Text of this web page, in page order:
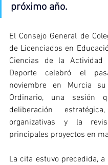
próximo año.
El Consejo General de
de Licenciados en
Ciencias de la
Deporte celebró el
noviembre en Murcia
Ordinario, una sesión
deliberación
organizativas y la
principales proyectos en
La cita estuvo precedida,